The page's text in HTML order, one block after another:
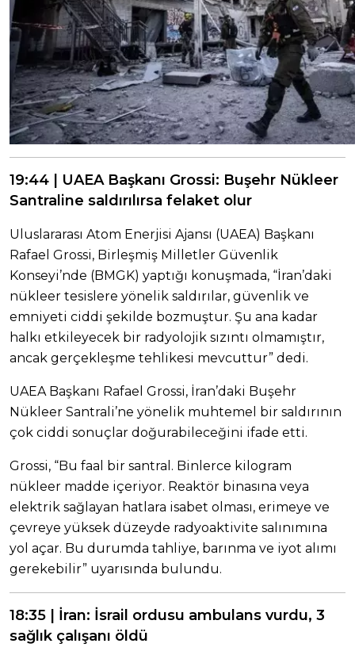
19:44 | UAEA Başkanı Grossi: Buşehr Nükleer
Santraline saldırılırsa felaket olur
Uluslararası Atom Enerjisi Ajansı (UAEA) Başkanı
Rafael Grossi, Birleşmiş Milletler Güvenlik
Konseyi’nde (BMGK) yaptığı konuşmada, “İran’daki
nükleer tesislere yönelik saldırılar, güvenlik ve
emniyeti ciddi şekilde bozmuştur. Şu ana kadar
halkı etkileyecek bir radyolojik sızıntı olmamıştır,
ancak gerçekleşme tehlikesi mevcuttur” dedi.
UAEA Başkanı Rafael Grossi, İran’daki Buşehr
Nükleer Santrali’ne yönelik muhtemel bir saldırının
çok ciddi sonuçlar doğurabileceğini ifade etti.
Grossi, “Bu faal bir santral. Binlerce kilogram
nükleer madde içeriyor. Reaktör binasına veya
elektrik sağlayan hatlara isabet olması, erimeye ve
çevreye yüksek düzeyde radyoaktivite salınımına
yol açar. Bu durumda tahliye, barınma ve iyot alımı
gerekebilir” uyarısında bulundu.
18:35 | İran: İsrail ordusu ambulans vurdu, 3
sağlık çalışanı öldü